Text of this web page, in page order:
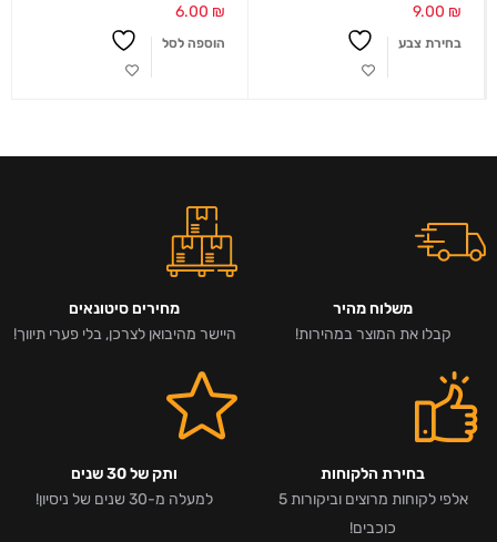
9.00 ₪
בחירת צבע
6.00 ₪
הוספה לסל
משלוח מהיר
קבלו את המוצר במהירות!
מחירים סיטונאים
היישר מהיבואן לצרכן, בלי פערי תיווך!
בחירת הלקוחות
אלפי לקוחות מרוצים וביקורות 5
כוכבים!
ותק של 30 שנים
למעלה מ-30 שנים של ניסיון!